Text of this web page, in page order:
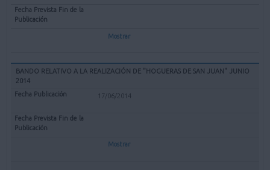
Mostrar
BANDO RELATIVO A LA REALIZACIÓN DE "HOGUERAS DE SAN JUAN" JUNIO
2014
17/06/2014
Mostrar